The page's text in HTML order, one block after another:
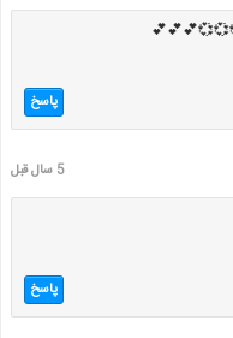
پاسخ
5 سال قبل
پاسخ